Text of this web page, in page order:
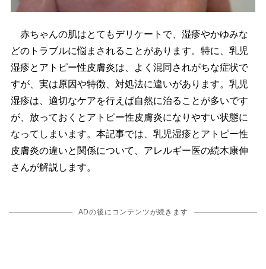
赤ちゃんの肌はとてもデリケートで、湿疹やかゆみな
どのトラブルに悩まされることがあります。特に、乳児
湿疹とアトピー性皮膚炎は、よく混同されがちな症状で
すが、実は原因や特徴、対処法に違いがあります。乳児
湿疹は、適切なケアを行えば自然に治ることが多いです
が、放っておくとアトピー性皮膚炎になりやすい状態に
なってしまいます。本記事では、乳児湿疹とアトピー性
皮膚炎の違いと関係について、アレルギー医の続木康伸
さんが解説します。
ADの後にコンテンツが続きます